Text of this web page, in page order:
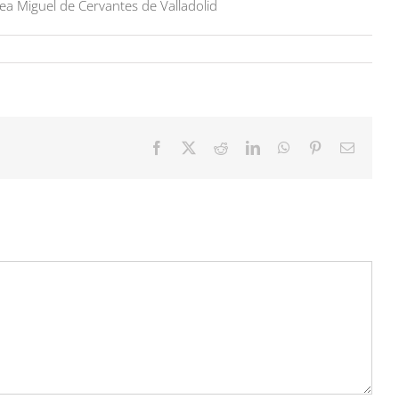
Miguel de Cervantes de Valladolid
Facebook RedditLinkedInWhatsApp
PinterestCorreo